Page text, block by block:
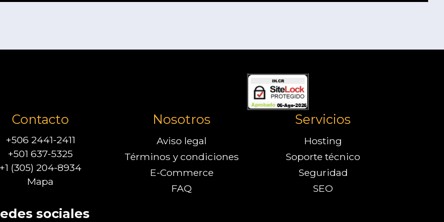
Contacto
+506 2441-2411
+501 637-5325
+1 (305) 204-8934
Mapa
sociales
Nosotros
Aviso legal
Términos y condiciones
E-Commerce
FAQ
Servicios
Hosting
Soporte técnico
Seguridad
SEO